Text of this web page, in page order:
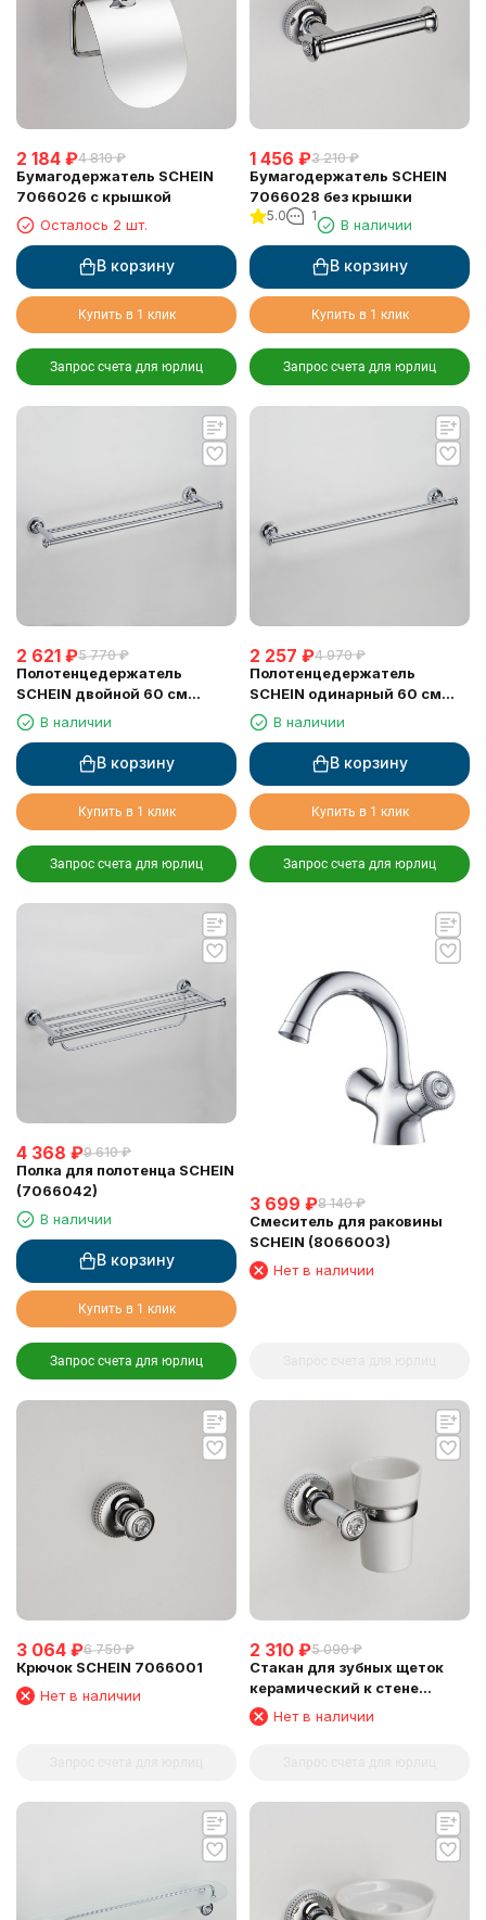
2 184 ₽4 810 ₽
Бумагодержатель SCHEIN
7066026 с крышкой
Осталось 2 шт.
В корзину
Купить в 1 клик
Запрос счета для юрлиц
1 456 ₽3 210 ₽
Бумагодержатель SCHEIN
7066028 без крышки
5.0 1
В наличии
В корзину
Купить в 1 клик
Запрос счета для юрлиц
2 621 ₽5 770 ₽
Полотенцедержатель
SCHEIN двойной 60 см
(7066040)
В наличии
В корзину
Купить в 1 клик
Запрос счета для юрлиц
2 257 ₽4 970 ₽
Полотенцедержатель
SCHEIN одинарный 60 см
(7066037)
В наличии
В корзину
Купить в 1 клик
Запрос счета для юрлиц
4 368 ₽9 610 ₽
Полка для полотенца SCHEIN
(7066042)
В наличии
В корзину
Купить в 1 клик
Запрос счета для юрлиц
3 699 ₽8 140 ₽
Смеситель для раковины
SCHEIN (8066003)
Нет в наличии
3 064 ₽6 750 ₽
Крючок SCHEIN 7066001
Нет в наличии
2 310 ₽5 090 ₽
Стакан для зубных щеток
керамический к стене
SCHEIN (7066011)
Нет в наличии